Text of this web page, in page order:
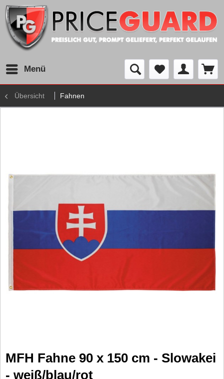
Menü
Übersicht Fahnen
MFH Fahne 90 x 150 cm - Slowakei
- weiß/blau/rot